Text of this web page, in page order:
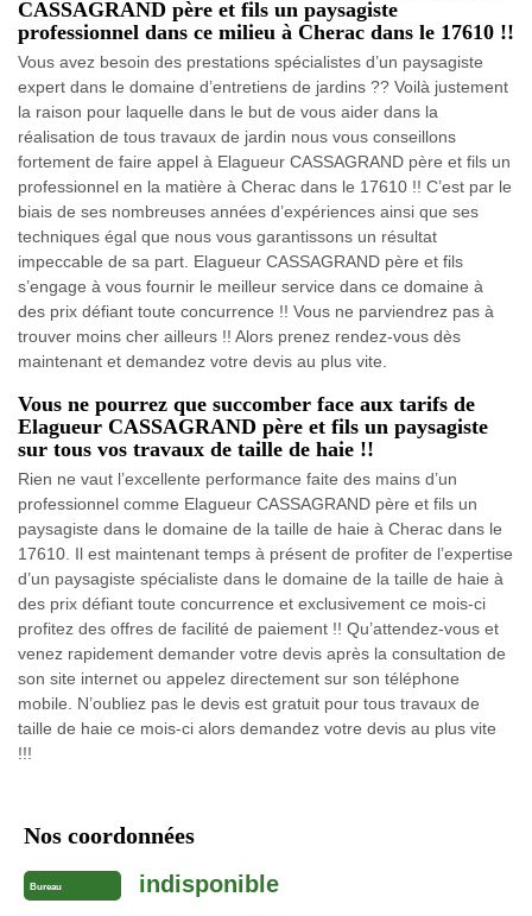
CASSAGRAND père et fils un paysagiste
professionnel dans ce milieu à Cherac dans le 17610 !!
Vous avez besoin des prestations spécialistes d’un paysagiste
expert dans le domaine d’entretiens de jardins ?? Voilà justement
la raison pour laquelle dans le but de vous aider dans la
réalisation de tous travaux de jardin nous vous conseillons
fortement de faire appel à Elagueur CASSAGRAND père et fils un
professionnel en la matière à Cherac dans le 17610 !! C’est par le
biais de ses nombreuses années d’expériences ainsi que ses
techniques égal que nous vous garantissons un résultat
impeccable de sa part. Elagueur CASSAGRAND père et fils
s’engage à vous fournir le meilleur service dans ce domaine à
des prix défiant toute concurrence !! Vous ne parviendrez pas à
trouver moins cher ailleurs !! Alors prenez rendez-vous dès
maintenant et demandez votre devis au plus vite.
Vous ne pourrez que succomber face aux tarifs de
Elagueur CASSAGRAND père et fils un paysagiste
sur tous vos travaux de taille de haie !!
Rien ne vaut l’excellente performance faite des mains d’un
professionnel comme Elagueur CASSAGRAND père et fils un
paysagiste dans le domaine de la taille de haie à Cherac dans le
17610. Il est maintenant temps à présent de profiter de l’expertise
d’un paysagiste spécialiste dans le domaine de la taille de haie à
des prix défiant toute concurrence et exclusivement ce mois-ci
profitez des offres de facilité de paiement !! Qu’attendez-vous et
venez rapidement demander votre devis après la consultation de
son site internet ou appelez directement sur son téléphone
mobile. N’oubliez pas le devis est gratuit pour tous travaux de
taille de haie ce mois-ci alors demandez votre devis au plus vite
!!!
Nos coordonnées
Bureau indisponible